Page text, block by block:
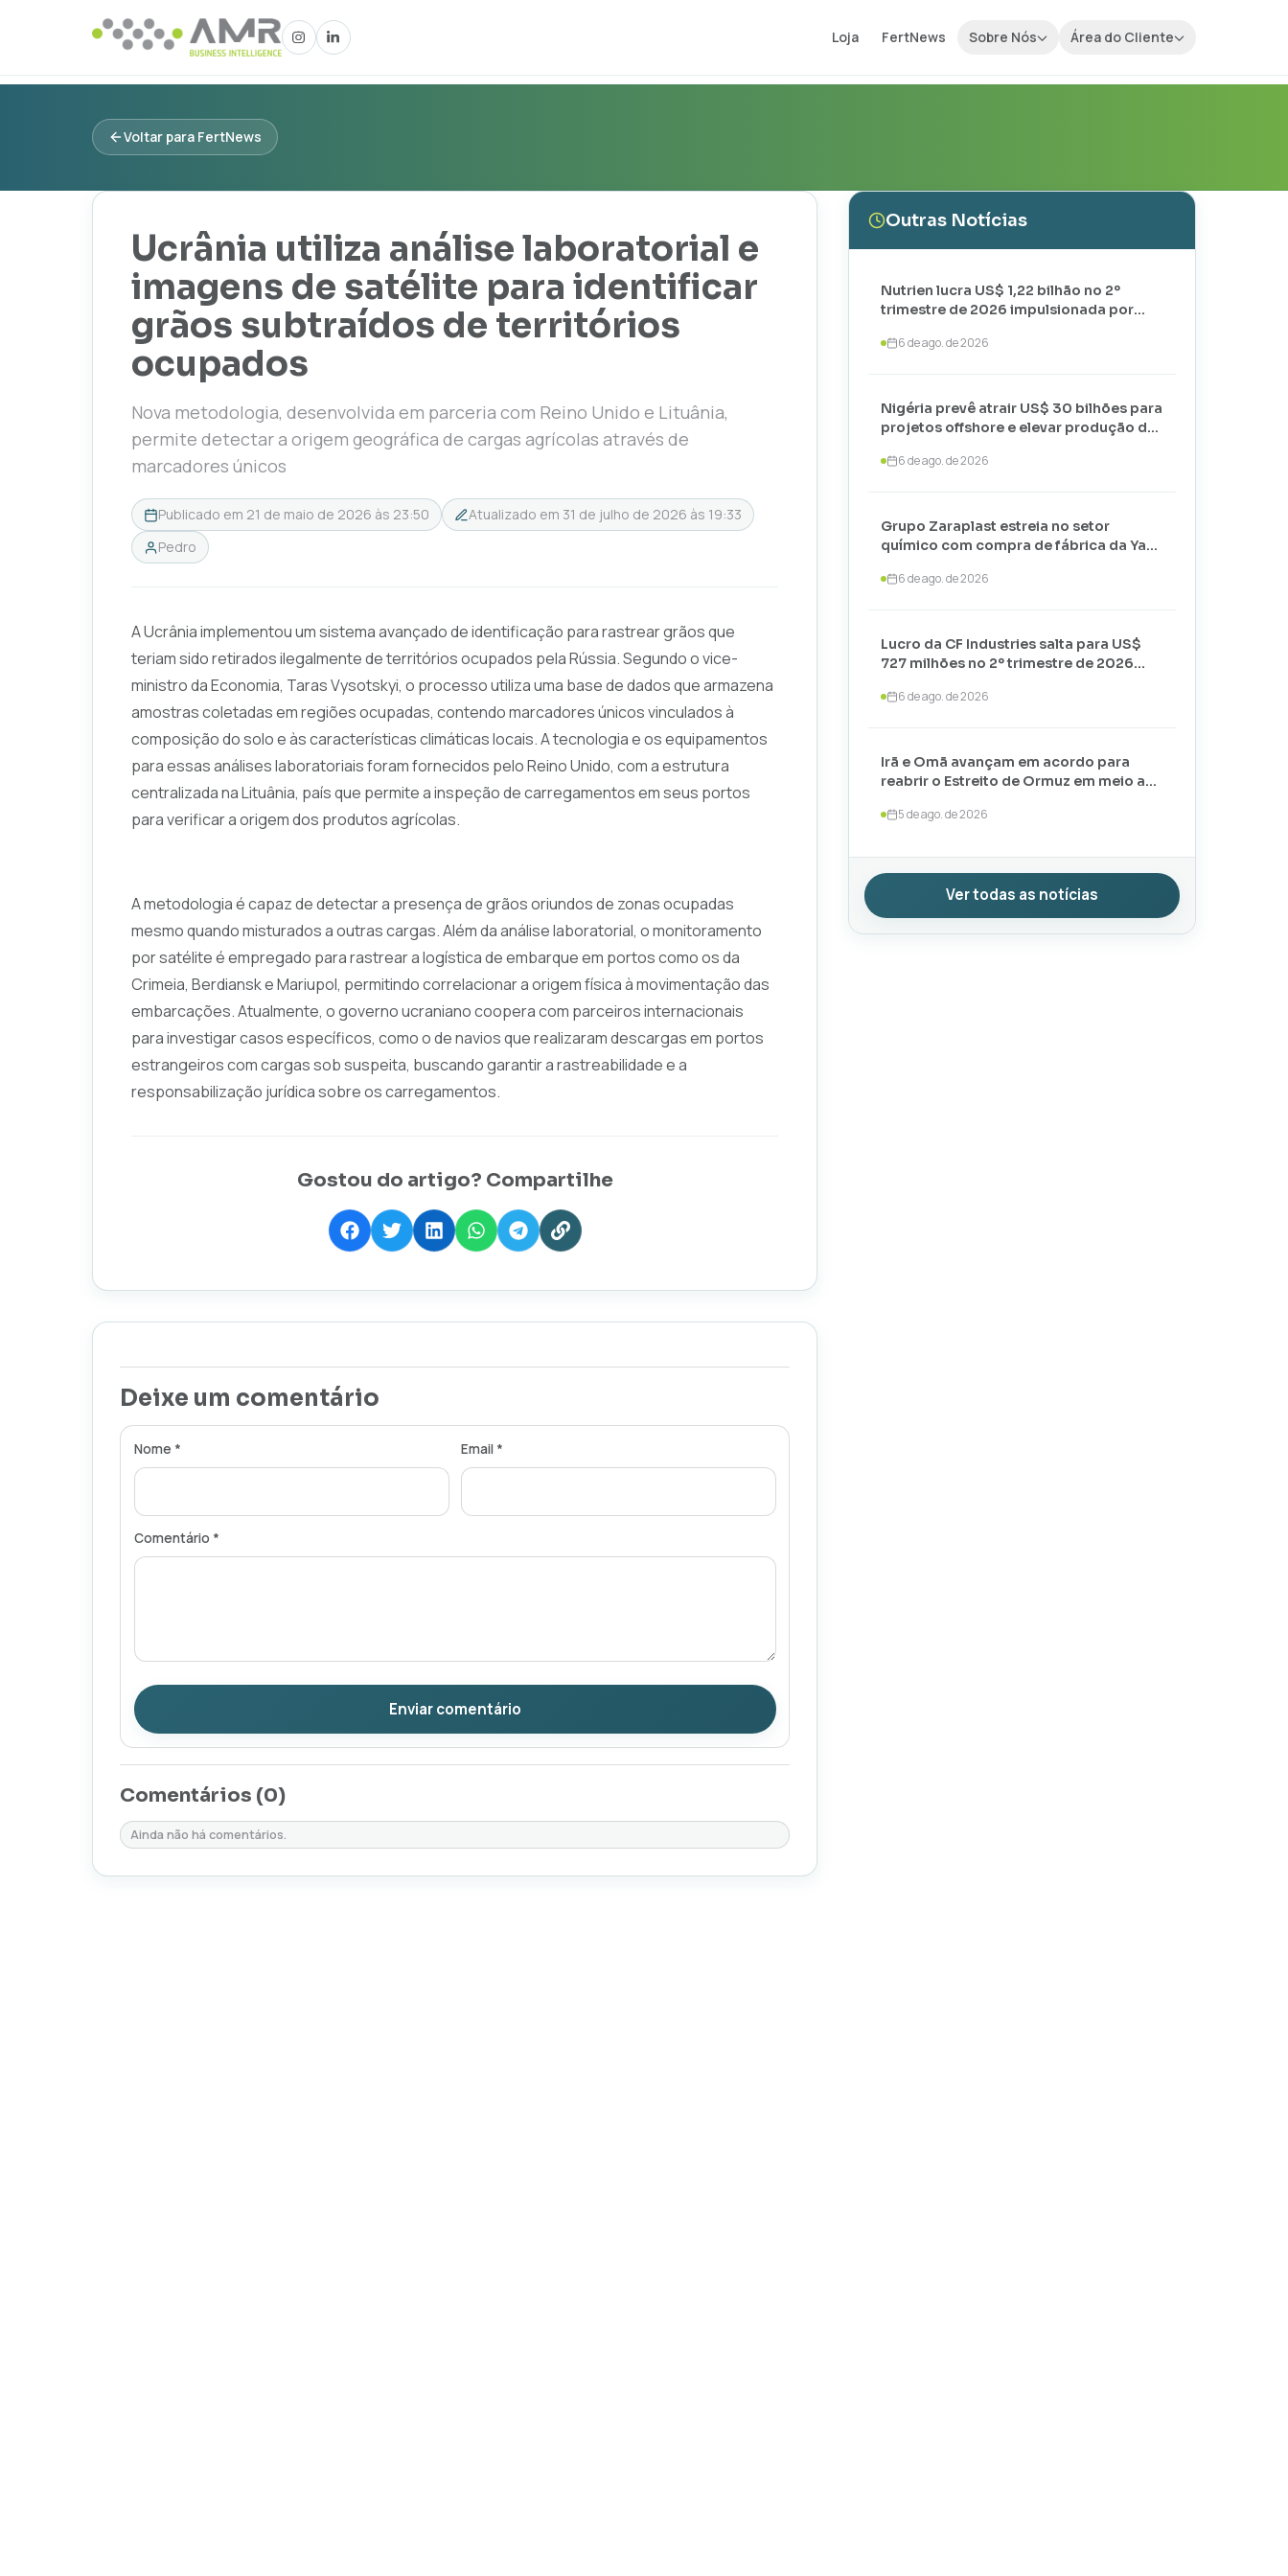
Loja FertNews Sobre Nós Área do Cliente
Voltar para FertNews
Ucrânia utiliza análise laboratorial e
imagens de satélite para identificar
grãos subtraídos de territórios
ocupados
Nova metodologia, desenvolvida em parceria com Reino Unido e Lituânia,
permite detectar a origem geográfica de cargas agrícolas através de
marcadores únicos
Publicado em 21 de maio de 2026 às 23:50 Atualizado em 31 de julho de 2026 às 19:33
Pedro
A Ucrânia implementou um sistema avançado de identificação para rastrear grãos que
teriam sido retirados ilegalmente de territórios ocupados pela Rússia. Segundo o vice-
ministro da Economia, Taras Vysotskyi, o processo utiliza uma base de dados que armazena
amostras coletadas em regiões ocupadas, contendo marcadores únicos vinculados à
composição do solo e às características climáticas locais. A tecnologia e os equipamentos
para essas análises laboratoriais foram fornecidos pelo Reino Unido, com a estrutura
centralizada na Lituânia, país que permite a inspeção de carregamentos em seus portos
para verificar a origem dos produtos agrícolas.
A metodologia é capaz de detectar a presença de grãos oriundos de zonas ocupadas
mesmo quando misturados a outras cargas. Além da análise laboratorial, o monitoramento
por satélite é empregado para rastrear a logística de embarque em portos como os da
Crimeia, Berdiansk e Mariupol, permitindo correlacionar a origem física à movimentação das
embarcações. Atualmente, o governo ucraniano coopera com parceiros internacionais
para investigar casos específicos, como o de navios que realizaram descargas em portos
estrangeiros com cargas sob suspeita, buscando garantir a rastreabilidade e a
responsabilização jurídica sobre os carregamentos.
Gostou do artigo? Compartilhe
Deixe um comentário
Nome * Email *
Comentário *
Enviar comentário
Comentários (0)
Ainda não há comentários.
Outras Notícias
Nutrien lucra US$ 1,22 bilhão no 2º
trimestre de 2026 impulsionada por
6 de ago. de 2026
Nigéria prevê atrair US$ 30 bilhões para
projetos offshore e elevar produção de
6 de ago. de 2026
Grupo Zaraplast estreia no setor
químico com compra de fábrica da Yara
6 de ago. de 2026
Lucro da CF Industries salta para US$
727 milhões no 2º trimestre de 2026
6 de ago. de 2026
Irã e Omã avançam em acordo para
reabrir o Estreito de Ormuz em meio a
5 de ago. de 2026
Ver todas as notícias